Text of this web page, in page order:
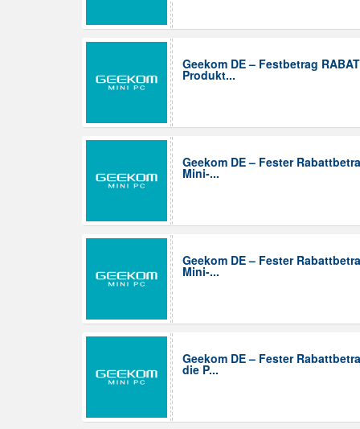
Geekom DE – Festbetrag
Produkt...
Geekom DE – Fester
Mini-...
Geekom DE – Fester
Mini-...
Geekom DE – Fester
die P...